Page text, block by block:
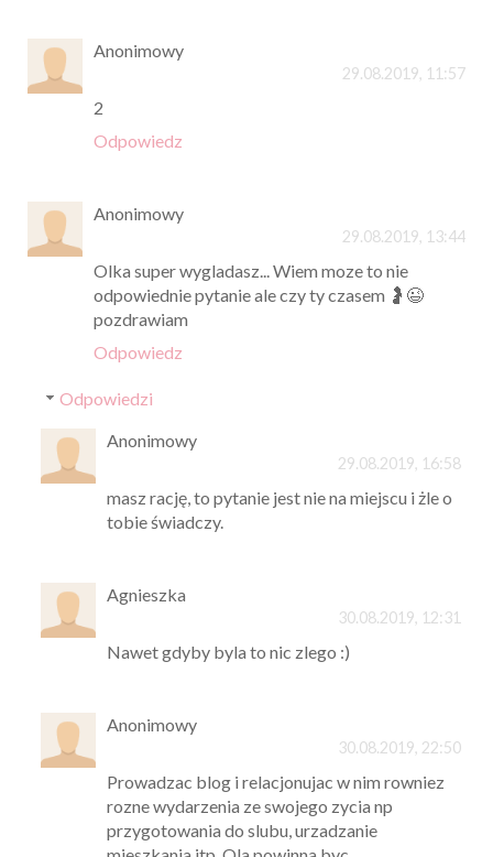
Anonimowy
29.08.2019, 11:57
2
Odpowiedz
Anonimowy
29.08.2019, 13:44
Olka super wygladasz... Wiem moze to nie
odpowiednie pytanie ale czy ty czasem 🤰😉
pozdrawiam
Odpowiedz
Odpowiedzi
Anonimowy
29.08.2019, 16:58
masz rację, to pytanie jest nie na miejscu i żle o
tobie świadczy.
Agnieszka
30.08.2019, 12:31
Nawet gdyby byla to nic zlego :)
Anonimowy
30.08.2019, 22:50
Prowadzac blog i relacjonujac w nim rowniez
rozne wydarzenia ze swojego zycia np
przygotowania do slubu, urzadzanie